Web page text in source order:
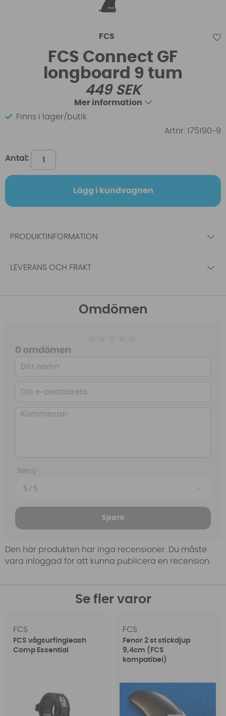
FCS
FCS Connect GF
longboard 9 tum
449SEK
Mer information
Finns i lager/butik
Artnr: 175190-9
Antal:
Lägg i kundvagnen
PRODUKTINFORMATION
LEVERANS OCH FRAKT
Omdömen
0 omdömen
Betyg
Spara
Den här produkten har inga recensioner. Du måste
vara inloggad för att kunna publicera en recension.
Se fler varor
FCS
FCS vågsurfingleash
Comp Essential
FCS
Fenor 2 st stickdjup
9,4cm (FCS
kompatibel)